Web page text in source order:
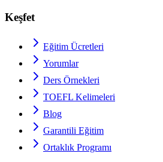
Keşfet
Eğitim Ücretleri
Yorumlar
Ders Örnekleri
TOEFL Kelimeleri
Blog
Garantili Eğitim
Ortaklık Programı